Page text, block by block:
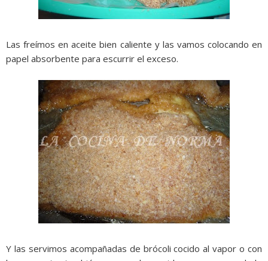
Las freímos en aceite bien caliente y las vamos colocando en
papel absorbente para escurrir el exceso.
Y las servimos acompañadas de brócoli cocido al vapor o con